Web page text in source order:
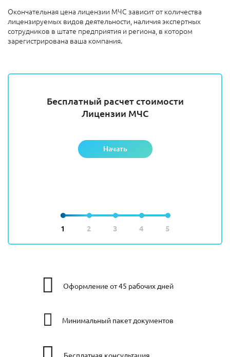
Окончательная цена лицензии МЧС зависит от количества
лицензируемых видов деятельности, наличия экспертных
сотрудников в штате предприятия и региона, в котором
зарегистрирована ваша компания.
1 2 3 4 5
Бесплатный расчет стоимости
Лицензии МЧС
Начать
Оформление от 45 рабочих дней
Минимальный пакет документов
Бесплатная консультация